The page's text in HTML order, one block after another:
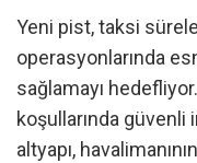
Yeni pist, taksi
operasyonlarında
sağlamayı
koşullarında güvenli
altyapı, havalimanının